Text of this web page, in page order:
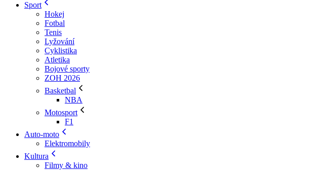
Sport
Hokej
Fotbal
Tenis
Lyžování
Cyklistika
Atletika
Bojové sporty
ZOH 2026
Basketbal
NBA
Motosport
F1
Auto-moto
Elektromobily
Kultura
Filmy & kino